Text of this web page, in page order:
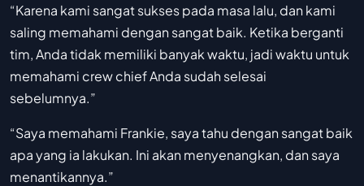
“Karena kami sangat sukses pada masa lalu, dan kami
saling memahami dengan sangat baik. Ketika berganti
tim, Anda tidak memiliki banyak waktu, jadi waktu untuk
memahami crew chief Anda sudah selesai
sebelumnya.”
“Saya memahami Frankie, saya tahu dengan sangat baik
apa yang ia lakukan. Ini akan menyenangkan, dan saya
menantikannya.”